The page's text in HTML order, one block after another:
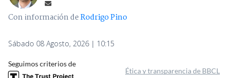
Con información deRodrigo Pino
Sábado 08 Agosto, 2026 | 10:15
Seguimos criterios de
Ética y transparencia de BBCL